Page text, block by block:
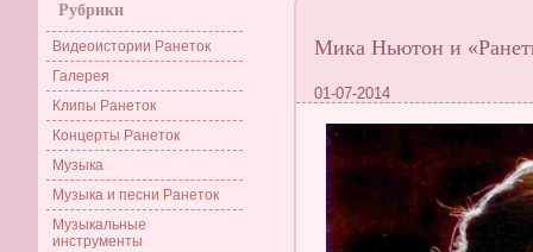
Рубрики
Видеоистории Ранеток
Галерея
Клипы Ранеток
Концерты Ранеток
Музыка
Музыка и песни Ранеток
Музыкальные
инструменты
Мика Ньютон и
01-07-2014